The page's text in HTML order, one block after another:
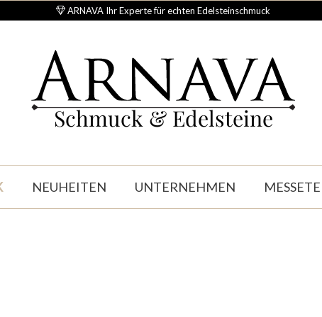
ARNAVA Ihr Experte für echten Edelsteinschmuck
Schmuck & Edelsteine
NEUHEITEN UNTERNEHMEN